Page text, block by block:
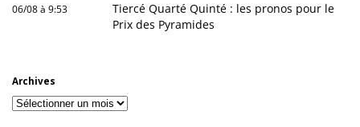
06/08 à 9:53
Tiercé Quarté Quinté : les pronos pour le
Prix des Pyramides
Archives
Archives